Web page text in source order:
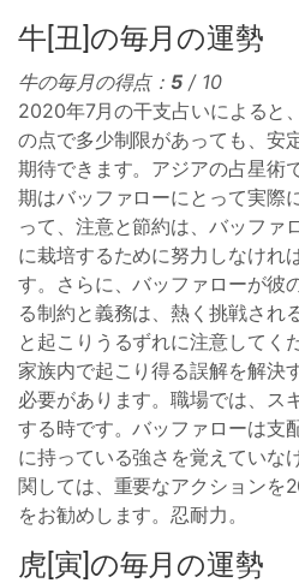
牛[丑]の毎月の運勢
牛の毎月の得点：5 / 10
2020年7月の干支占いによると
の点で多少制限があっても、安
期待できます。アジアの占星術
期はバッファローにとって実際
って、注意と節約は、バッファ
に栽培するために努力しなけれ
す。さらに、バッファローが彼
る制約と義務は、熱く挑戦され
と起こりうるずれに注意してく
家族内で起こり得る誤解を解決
必要があります。職場では、ス
する時です。バッファローは支
に持っている強さを覚えていな
関しては、重要なアクションを
をお勧めします。忍耐力。
虎[寅]の毎月の運勢